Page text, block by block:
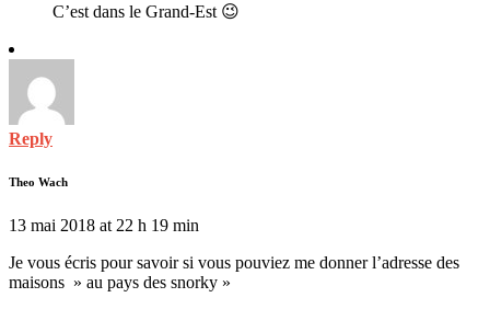
C’est dans le Grand-Est 😉
Reply
Theo Wach
13 mai 2018 at 22 h 19 min
Je vous écris pour savoir si vous pouviez me donner l’adresse des
maisons » au pays des snorky »